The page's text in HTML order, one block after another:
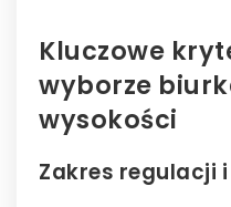
Kluczowe
wyborze
wysokości
Zakres regulacji